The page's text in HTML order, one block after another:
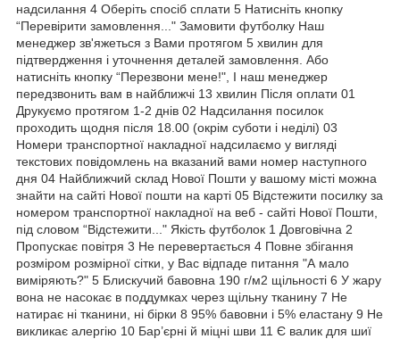
надсилання 4 Оберіть спосіб сплати 5 Натисніть кнопку
“Перевірити замовлення..." Замовити футболку Наш
менеджер зв'яжеться з Вами протягом 5 хвилин для
підтвердження і уточнення деталей замовлення. Або
натисніть кнопку “Перезвони мене!", І наш менеджер
передзвонить вам в найближчі 13 хвилин Після оплати 01
Друкуємо протягом 1-2 днів 02 Надсилання посилок
проходить щодня після 18.00 (окрім суботи і неділі) 03
Номери транспортної накладної надсилаємо у вигляді
текстових повідомлень на вказаний вами номер наступного
дня 04 Найближчий склад Нової Пошти у вашому місті можна
знайти на сайті Нової пошти на карті 05 Відстежити посилку за
номером транспортної накладної на веб - сайті Нової Пошти,
під словом “Відстежити..." Якість футболок 1 Довговічна 2
Пропускає повітря 3 Не перевертається 4 Повне збігання
розміром розмірної сітки, у Вас відпаде питання "А мало
виміряють?" 5 Блискучий бавовна 190 г/м2 щільності 6 У жару
вона не насокає в поддумках через щільну тканину 7 Не
натирає ні тканини, ні бірки 8 95% бавовни і 5% еластану 9 Не
викликає алергію 10 Бар’єрні й міцні шви 11 Є валик для шиї